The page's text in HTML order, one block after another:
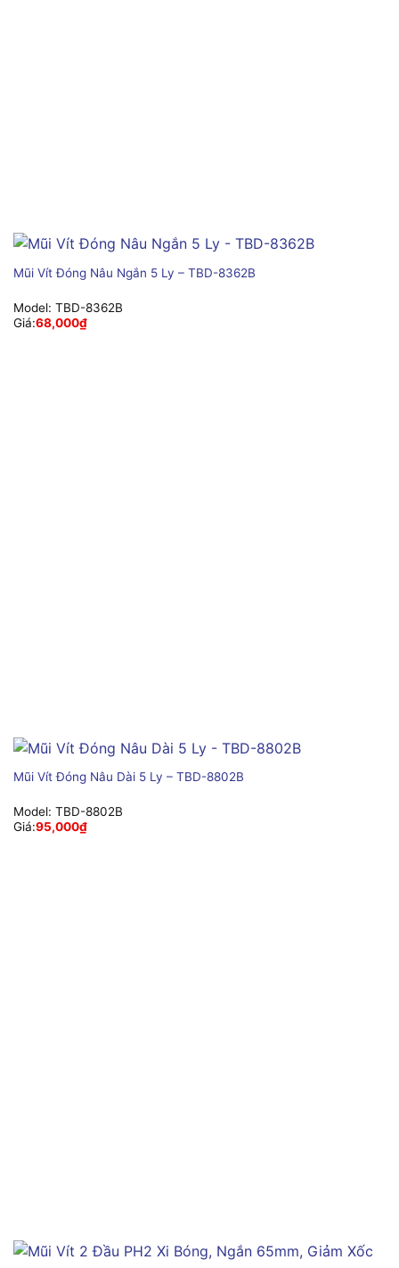
Mũi Vít Đóng Nâu Ngắn 5 Ly – TBD-8362B
Model: TBD-8362B
Giá:68,000₫
Mũi Vít Đóng Nâu Dài 5 Ly – TBD-8802B
Model: TBD-8802B
Giá:95,000₫